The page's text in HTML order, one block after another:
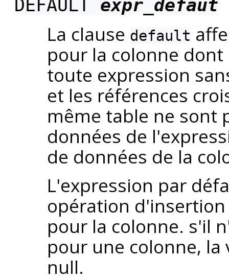
DEFAULT expr_defaut
La clause default
pour la colonne
toute expression
et les références
même table ne sont
données de
de données de la
L'expression par
opération
pour la colonne. s'il
pour une colonne,
null.